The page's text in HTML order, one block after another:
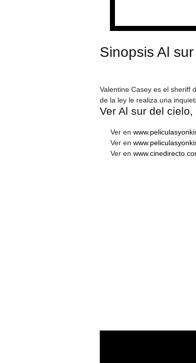
Sinopsis Al
Valentine Casey es el sheriff
de la ley le realiza una
Ver Al sur del
Ver en
Ver en
Ver en